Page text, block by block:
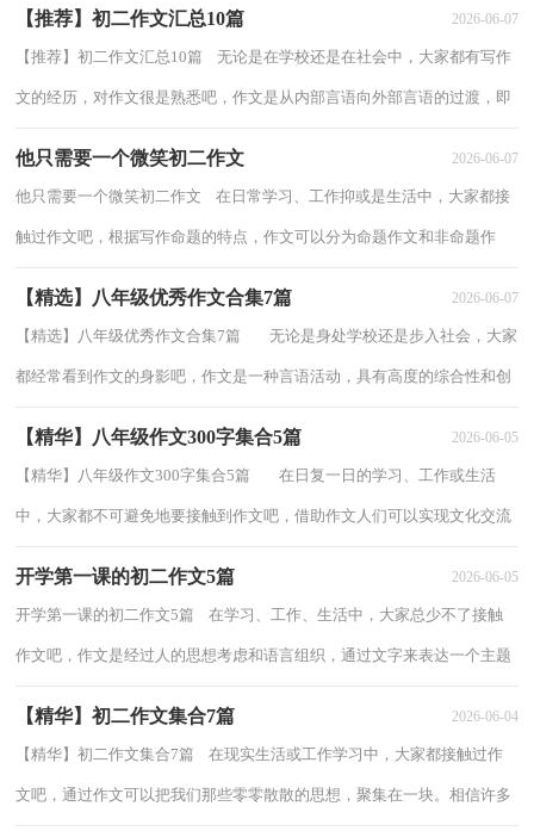
【推荐】初二作文汇总10篇 2026-06-07
【推荐】初二作文汇总10篇 无论是在学校还是在社会中，大家都有写作
文的经历，对作文很是熟悉吧，作文是从内部言语向外部言语的过渡，即
他只需要一个微笑初二作文 2026-06-07
他只需要一个微笑初二作文 在日常学习、工作抑或是生活中，大家都接
触过作文吧，根据写作命题的特点，作文可以分为命题作文和非命题作
【精选】八年级优秀作文合集7篇 2026-06-07
【精选】八年级优秀作文合集7篇 无论是身处学校还是步入社会，大家
都经常看到作文的身影吧，作文是一种言语活动，具有高度的综合性和创
【精华】八年级作文300字集合5篇 2026-06-05
【精华】八年级作文300字集合5篇 在日复一日的学习、工作或生活
中，大家都不可避免地要接触到作文吧，借助作文人们可以实现文化交流
开学第一课的初二作文5篇 2026-06-05
开学第一课的初二作文5篇 在学习、工作、生活中，大家总少不了接触
作文吧，作文是经过人的思想考虑和语言组织，通过文字来表达一个主题
【精华】初二作文集合7篇 2026-06-04
【精华】初二作文集合7篇 在现实生活或工作学习中，大家都接触过作
文吧，通过作文可以把我们那些零零散散的思想，聚集在一块。相信许多